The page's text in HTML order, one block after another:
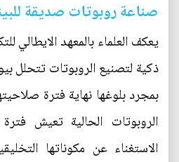
صناعة روبوتات صديقة
يعكف العلماء بالمعهد الايطالي
ذكية لتصنيع الروبوتات تتحلل
بمجرد بلوغها نهاية فترة
الروبوتات الحالية تعيش
الاستغناء عن مكوناتها